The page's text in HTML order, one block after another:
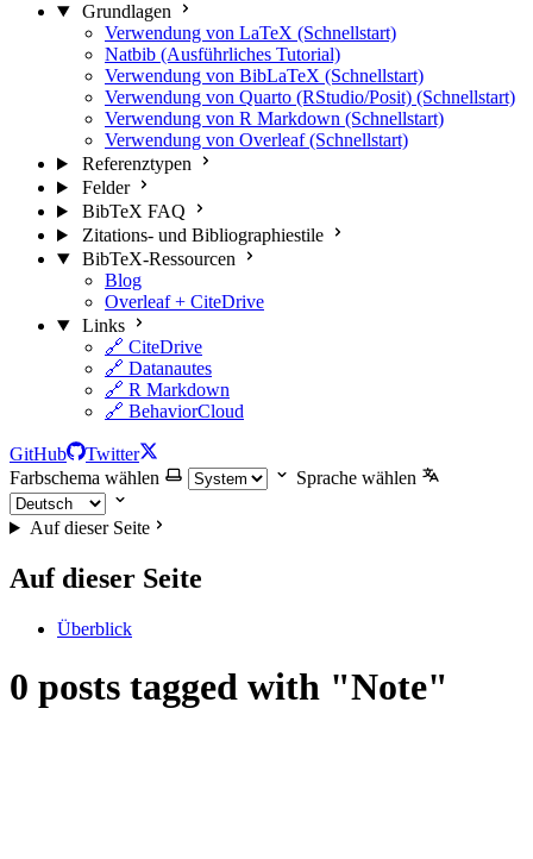
Grundlagen
Verwendung von LaTeX (Schnellstart)
Natbib (Ausführliches Tutorial)
Verwendung von BibLaTeX (Schnellstart)
Verwendung von Quarto (RStudio/Posit) (Schnellstart)
Verwendung von R Markdown (Schnellstart)
Verwendung von Overleaf (Schnellstart)
Referenztypen
Felder
BibTeX FAQ
Zitations- und Bibliographiestile
BibTeX-Ressourcen
Blog
Overleaf + CiteDrive
Links
🔗 CiteDrive
🔗 Datanautes
🔗 R Markdown
🔗 BehaviorCloud
GitHub
Twitter
Farbschema wählen
Sprache wählen
Auf dieser Seite
Auf dieser Seite
Überblick
0 posts tagged with "Note"